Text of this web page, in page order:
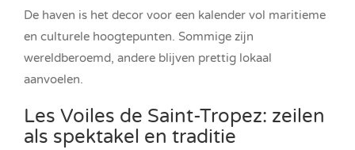
De haven is het decor voor een kalender vol maritieme
en culturele hoogtepunten. Sommige zijn
wereldberoemd, andere blijven prettig lokaal
aanvoelen.
Les Voiles de Saint-Tropez: zeilen
als spektakel en traditie